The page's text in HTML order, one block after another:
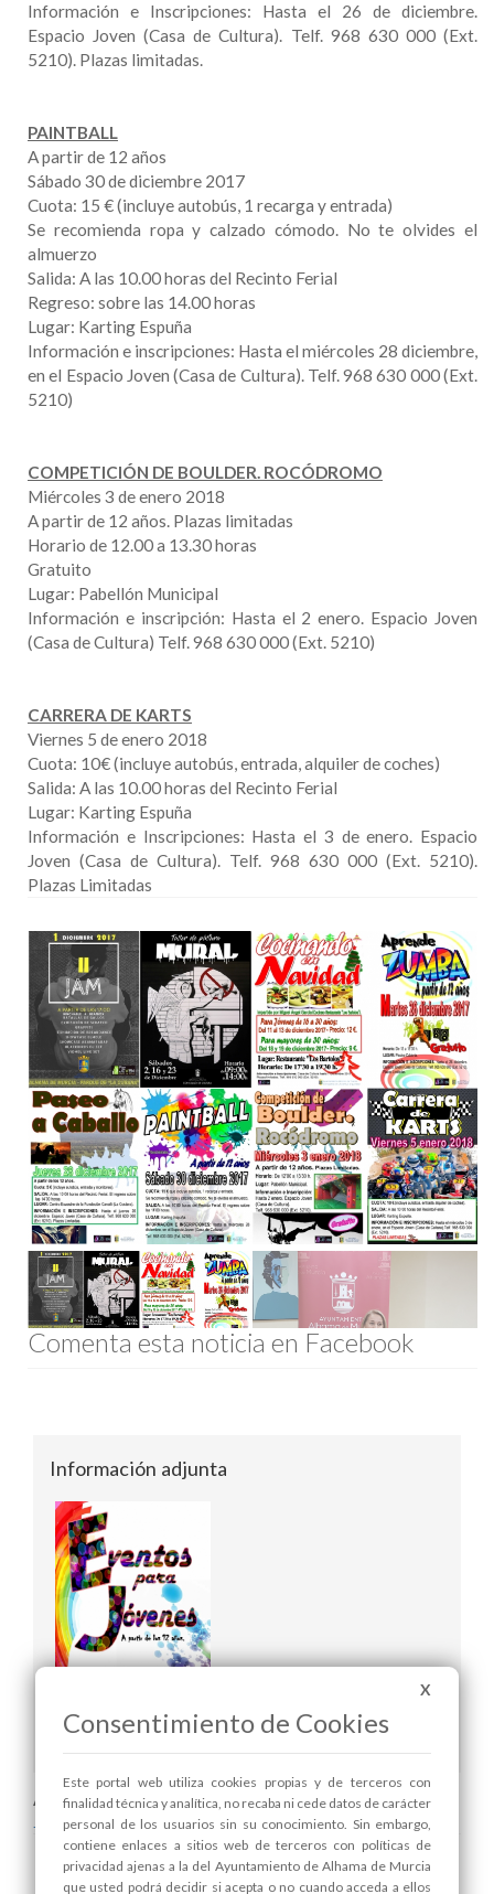
Información e Inscripciones: Hasta el 26 de diciembre.
Espacio Joven (Casa de Cultura). Telf. 968 630 000 (Ext.
5210). Plazas limitadas.
PAINTBALL
A partir de 12 años
Sábado 30 de diciembre 2017
Cuota: 15 € (incluye autobús, 1 recarga y entrada)
Se recomienda ropa y calzado cómodo. No te olvides el
almuerzo
Salida: A las 10.00 horas del Recinto Ferial
Regreso: sobre las 14.00 horas
Lugar: Karting Espuña
Información e inscripciones: Hasta el miércoles 28 diciembre,
en el Espacio Joven (Casa de Cultura). Telf. 968 630 000 (Ext.
5210)
COMPETICIÓN DE BOULDER. ROCÓDROMO
Miércoles 3 de enero 2018
A partir de 12 años. Plazas limitadas
Horario de 12.00 a 13.30 horas
Gratuito
Lugar: Pabellón Municipal
Información e inscripción: Hasta el 2 enero. Espacio Joven
(Casa de Cultura) Telf. 968 630 000 (Ext. 5210)
CARRERA DE KARTS
Viernes 5 de enero 2018
Cuota: 10€ (incluye autobús, entrada, alquiler de coches)
Salida: A las 10.00 horas del Recinto Ferial
Lugar: Karting Espuña
Información e Inscripciones: Hasta el 3 de enero. Espacio
Joven (Casa de Cultura). Telf. 968 630 000 (Ext. 5210).
Plazas Limitadas
Comenta esta noticia en Facebook
Información adjunta
Folleto de actividades
Areas relacionadas:
Juventud
X
Consentimiento de Cookies
Este portal web utiliza cookies propias y de terceros con
finalidad técnica y analítica, no recaba ni cede datos de carácter
personal de los usuarios sin su conocimiento. Sin embargo,
contiene enlaces a sitios web de terceros con políticas de
privacidad ajenas a la del Ayuntamiento de Alhama de Murcia
que usted podrá decidir si acepta o no cuando acceda a ellos